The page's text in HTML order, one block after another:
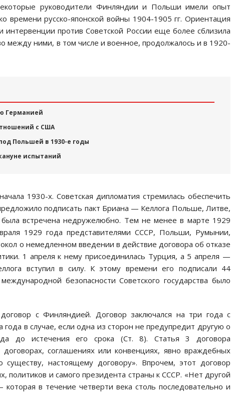
руководители Финляндии и Польши имели опыт
времени русско-японской войны 1904-1905 гг. Ориентация
против Советской России еще более сблизила
между ними, в том числе и военное, продолжалось и в 1920-
Германией
с США
Польшей в 1930-е годы
испытаний
1930-х. Советская дипломатия стремилась обеспечить
подписать пакт Бриана — Келлога Польше, Литве,
встречена недружелюбно. Тем не менее в марте 1929
1929 года представителями СССР, Польши, Румынии,
о немедленном введении в действие договора об отказе
1 апреля к нему присоединилась Турция, а 5 апреля —
вступил в силу. К этому времени его подписали 44
безопасности Советского государства было
с Финляндией. Договор заключался на три года с
в случае, если одна из сторон не предупредит другую о
до истечения его срока (Ст. 8). Статья 3 договора
соглашениях или конвенциях, явно враждебных
настоящему договору». Впрочем, этот договор
политиков и самого президента страны к СССР. «Нет другой
в течение четверти века столь последовательно и